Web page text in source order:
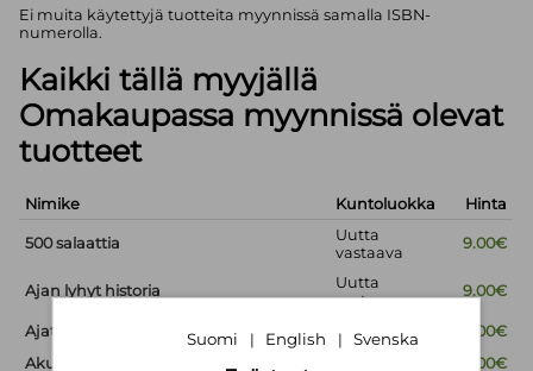
Ei muita käytettyjä tuotteita myynnissä samalla ISBN-
numerolla.
Kaikki tällä myyjällä
Omakaupassa myynnissä olevat
tuotteet
Nimike Kuntoluokka Hinta
500 salaattia
Uutta
vastaava
9.00€
Ajan lyhyt historia
Uutta
vastaava
9.00€
Ajaton viisaus Uusi
9.00€
Akuutti - Potilaan käsikirja
15.00€
Suomi | English | Svenska